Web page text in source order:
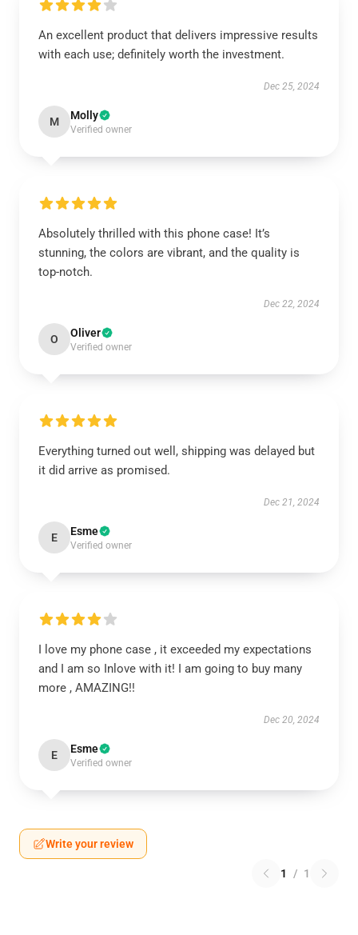
An excellent product that delivers impressive results
with each use; definitely worth the investment.
Dec 25, 2024
M Molly
Verified owner
Absolutely thrilled with this phone case! It’s
stunning, the colors are vibrant, and the quality is
top-notch.
Dec 22, 2024
O Oliver
Verified owner
Everything turned out well, shipping was delayed but
it did arrive as promised.
Dec 21, 2024
E Esme
Verified owner
I love my phone case , it exceeded my expectations
and I am so Inlove with it! I am going to buy many
more , AMAZING!!
Dec 20, 2024
E Esme
Verified owner
Write your review
1 / 1